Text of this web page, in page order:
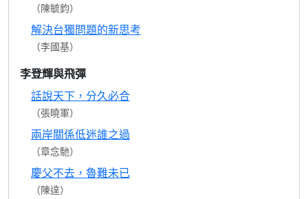
（陳毓鈞）
解決台獨問題的新思考
（李國基）
李登輝與飛彈
話說天下，分久必合
（張曉軍）
兩岸關係低迷誰之過
（章念馳）
慶父不去，魯難未已
（陳達）